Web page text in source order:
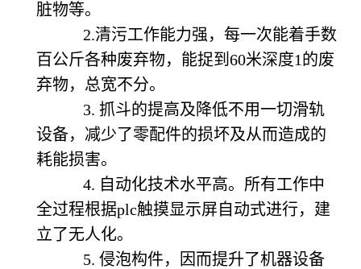
脏物等。
2.清污工作能力强，每一次能着手数
百公斤各种废弃物，能捉到60米深度1的废
弃物，总宽不分。
3. 抓斗的提高及降低不用一切滑轨
设备，减少了零配件的损坏及从而造成的
耗能损害。
4. 自动化技术水平高。所有工作中
全过程根据plc触摸显示屏自动式进行，建
立了无人化。
5. 侵泡构件，因而提升了机器设备